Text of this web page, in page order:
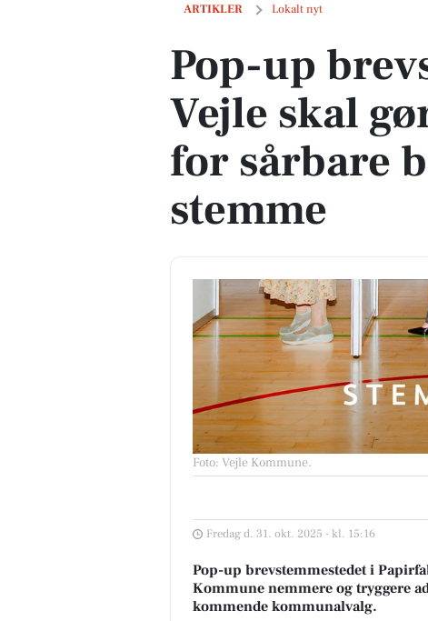
ARTIKLER Lokalt nyt
Pop-up brevstemmested i Vejle skal gøre
Pop-up
Vejle skal
for sårbare
stemme
Foto: Vejle Kommune.
Fredag d. 31. okt. 2025 - kl. 15:16
Pop-up brevstemmestedet i
Kommune nemmere og tryggere
kommende kommunalvalg.